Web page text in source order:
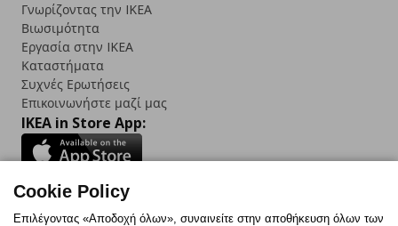
Γνωρίζοντας την IKEA
Βιωσιμότητα
Εργασία στην IKEA
Καταστήματα
Συχνές Ερωτήσεις
Επικοινωνήστε μαζί μας
IKEA in Store App:
Follow us:
Cookie Policy
Επιλέγοντας «Αποδοχή όλων», συναινείτε στην αποθήκευση όλων των